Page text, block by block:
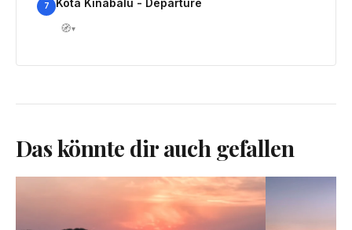
7
🧭▾
Das könnte dir auch gefallen